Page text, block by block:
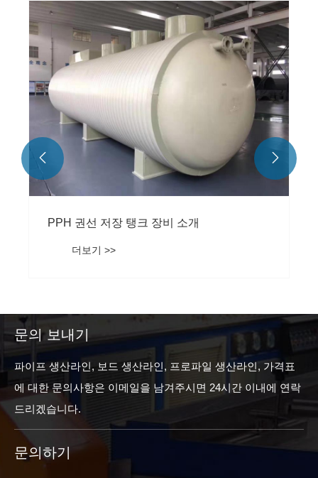
PPH 권선 저장 탱크 장비 소개
더보기 >>
 
문의 보내기
파이프 생산라인, 보드 생산라인, 프로파일 생산라인, 가격표
에 대한 문의사항은 이메일을 남겨주시면 24시간 이내에 연락
드리겠습니다.
문의하기